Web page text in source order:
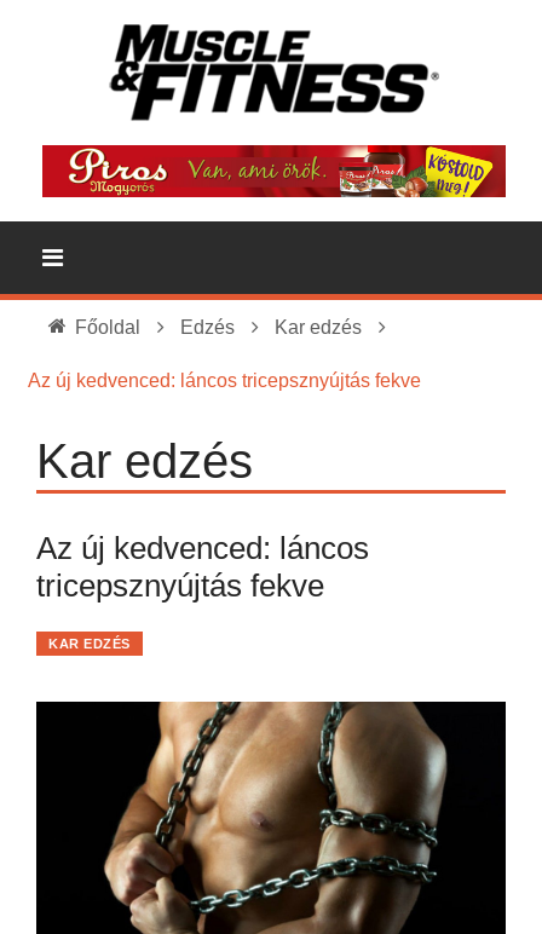
Főoldal Edzés Kar edzés
Az új kedvenced: láncos tricepsznyújtás fekve
Kar edzés
Az új kedvenced: láncos
tricepsznyújtás fekve
KAR EDZÉS